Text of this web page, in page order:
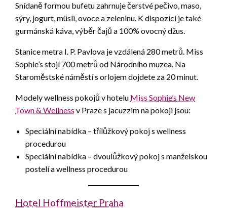
Snídaně formou bufetu zahrnuje čerstvé pečivo, maso,
sýry, jogurt, müsli, ovoce a zeleninu. K dispozici je také
gurmánská káva, výběr čajů a 100% ovocný džus.
Stanice metra I. P. Pavlova je vzdálená 280 metrů. Miss
Sophie’s stojí 700 metrů od Národního muzea. Na
Staroměstské náměstí s orlojem dojdete za 20 minut.
Modely wellness pokojů v hotelu Miss Sophie’s New
Town & Wellness v Praze s jacuzzim na pokoji jsou:
Speciální nabídka – třílůžkový pokoj s wellness
procedurou
Speciální nabídka – dvoulůžkový pokoj s manželskou
postelí a wellness procedurou
Hotel Hoffmeister Praha